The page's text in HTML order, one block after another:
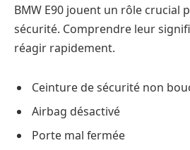
BMW E90 jouent un rôle crucial
sécurité. Comprendre leur
réagir rapidement.
Ceinture de sécurité non
Airbag désactivé
Porte mal fermée